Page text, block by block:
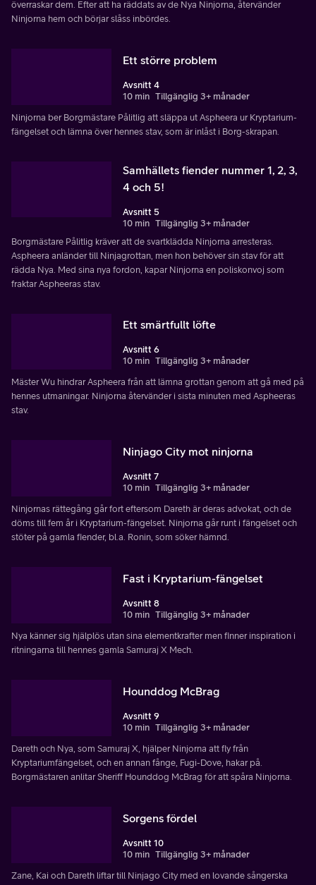
överraskar dem. Efter att ha räddats av de Nya Ninjorna, återvänder
Ninjorna hem och börjar slåss inbördes.
Ett större problem
Avsnitt 4
10 min Tillgänglig 3+ månader
Ninjorna ber Borgmästare Pålitlig att släppa ut Aspheera ur Kryptarium-
fängelset och lämna över hennes stav, som är inlåst i Borg-skrapan.
Samhällets fiender nummer 1, 2, 3,
4 och 5!
Avsnitt 5
10 min Tillgänglig 3+ månader
Borgmästare Pålitlig kräver att de svartklädda Ninjorna arresteras.
Aspheera anländer till Ninjagrottan, men hon behöver sin stav för att
rädda Nya. Med sina nya fordon, kapar Ninjorna en poliskonvoj som
fraktar Aspheeras stav.
Ett smärtfullt löfte
Avsnitt 6
10 min Tillgänglig 3+ månader
Mäster Wu hindrar Aspheera från att lämna grottan genom att gå med på
hennes utmaningar. Ninjorna återvänder i sista minuten med Aspheeras
stav.
Ninjago City mot ninjorna
Avsnitt 7
10 min Tillgänglig 3+ månader
Ninjornas rättegång går fort eftersom Dareth är deras advokat, och de
döms till fem år i Kryptarium-fängelset. Ninjorna går runt i fängelset och
stöter på gamla fiender, bl.a. Ronin, som söker hämnd.
Fast i Kryptarium-fängelset
Avsnitt 8
10 min Tillgänglig 3+ månader
Nya känner sig hjälplös utan sina elementkrafter men finner inspiration i
ritningarna till hennes gamla Samuraj X Mech.
Hounddog McBrag
Avsnitt 9
10 min Tillgänglig 3+ månader
Dareth och Nya, som Samuraj X, hjälper Ninjorna att fly från
Kryptariumfängelset, och en annan fånge, Fugi-Dove, hakar på.
Borgmästaren anlitar Sheriff Hounddog McBrag för att spåra Ninjorna.
Sorgens fördel
Avsnitt 10
10 min Tillgänglig 3+ månader
Zane, Kai och Dareth liftar till Ninjago City med en lovande sångerska